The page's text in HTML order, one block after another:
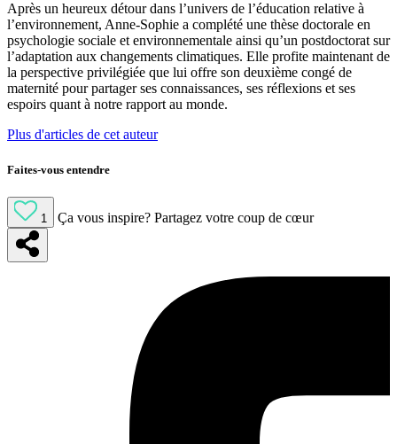
Après un heureux détour dans l’univers de l’éducation relative à
l’environnement, Anne-Sophie a complété une thèse doctorale en
psychologie sociale et environnementale ainsi qu’un postdoctorat sur
l’adaptation aux changements climatiques. Elle profite maintenant de
la perspective privilégiée que lui offre son deuxième congé de
maternité pour partager ses connaissances, ses réflexions et ses
espoirs quant à notre rapport au monde.
Plus d'articles de cet auteur
Faites-vous entendre
1 Ça vous inspire? Partagez votre coup de cœur